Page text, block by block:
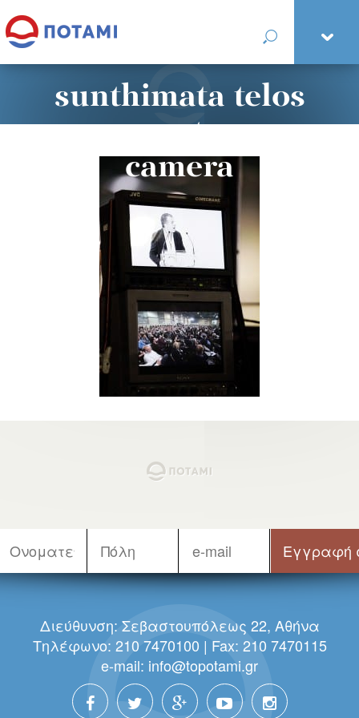
sunthimata telos
mesya stavros
camera
Διεύθυνση: Σεβαστουπόλεως 22, Αθήνα
Τηλέφωνο: 210 7470100 | Fax: 210 7470115
e-mail: info@topotami.gr